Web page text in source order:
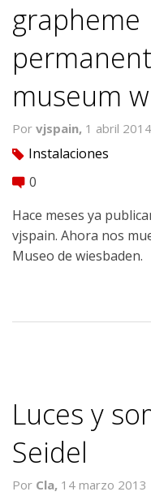
museum
Por vjspain, 1 abril 2014
tag Instalaciones
comment 0
Hace meses ya
vjspain. Ahora nos
Museo de wiesbaden.
Luces y
Seidel
Por Cla, 14 marzo 2013